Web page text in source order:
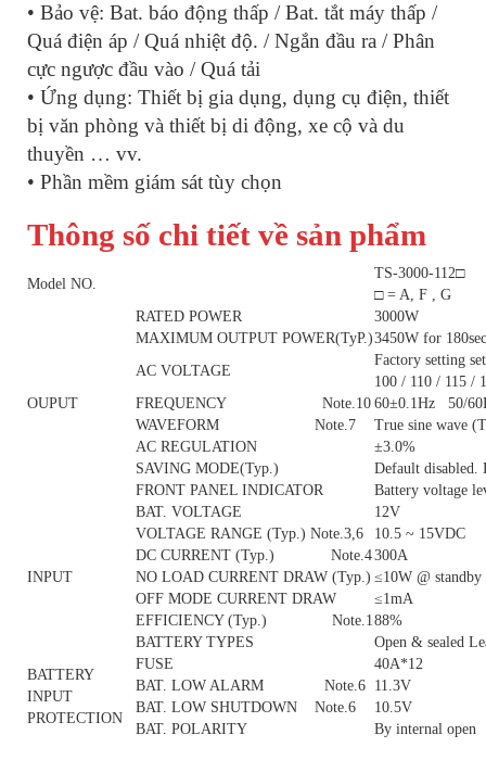
• Bảo vệ: Bat. báo động thấp / Bat. tắt máy thấp /
Quá điện áp / Quá nhiệt độ. / Ngắn đầu ra / Phân
cực ngược đầu vào / Quá tải
• Ứng dụng: Thiết bị gia dụng, dụng cụ điện, thiết
bị văn phòng và thiết bị di động, xe cộ và du
thuyền … vv.
• Phần mềm giám sát tùy chọn
Thông số chi tiết về sản phẩm
Model NO.
TS-3000-112□
□ = A, F , G
OUPUT
RATED POWER
3000W
MAXIMUM OUTPUT POWER(TyP.)3450W for
AC VOLTAGE
Factory setting
100 / 110 / 115 /
FREQUENCY Note.10 60±0.1Hz 50/
WAVEFORM Note.7
True sine wave
AC REGULATION
±3.0%
SAVING MODE(Typ.)
Default disabled.
FRONT PANEL INDICATOR
Battery voltage
INPUT
BAT. VOLTAGE
12V
VOLTAGE RANGE (Typ.) Note.3,6
10.5 ~ 15VDC
DC CURRENT (Typ.) Note.4300A
NO LOAD CURRENT DRAW (Typ.) ≤10W @ standby
OFF MODE CURRENT DRAW
≤1mA
EFFICIENCY (Typ.) Note.188%
BATTERY TYPES
Open & sealed
BATTERY
INPUT
PROTECTION
FUSE
40A*12
BAT. LOW ALARM Note.6 11.3V
BAT. LOW SHUTDOWN Note.6
10.5V
BAT. POLARITY
By internal open